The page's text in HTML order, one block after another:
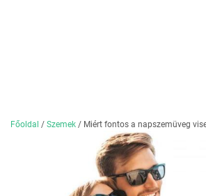
Főoldal / Szemek / Miért fontos a napszemüveg